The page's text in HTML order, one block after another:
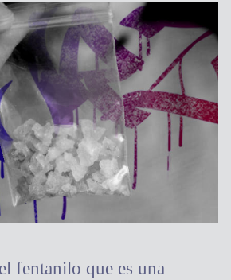
fentanilo que es una